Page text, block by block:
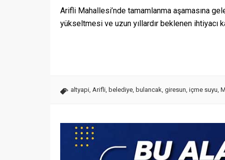
Arifli Mahallesi’nde tamamlanma aşamasına
yükseltmesi ve uzun yıllardır beklenen ihtiyacı
altyapi Arifli belediye bulancak giresun içme suyu